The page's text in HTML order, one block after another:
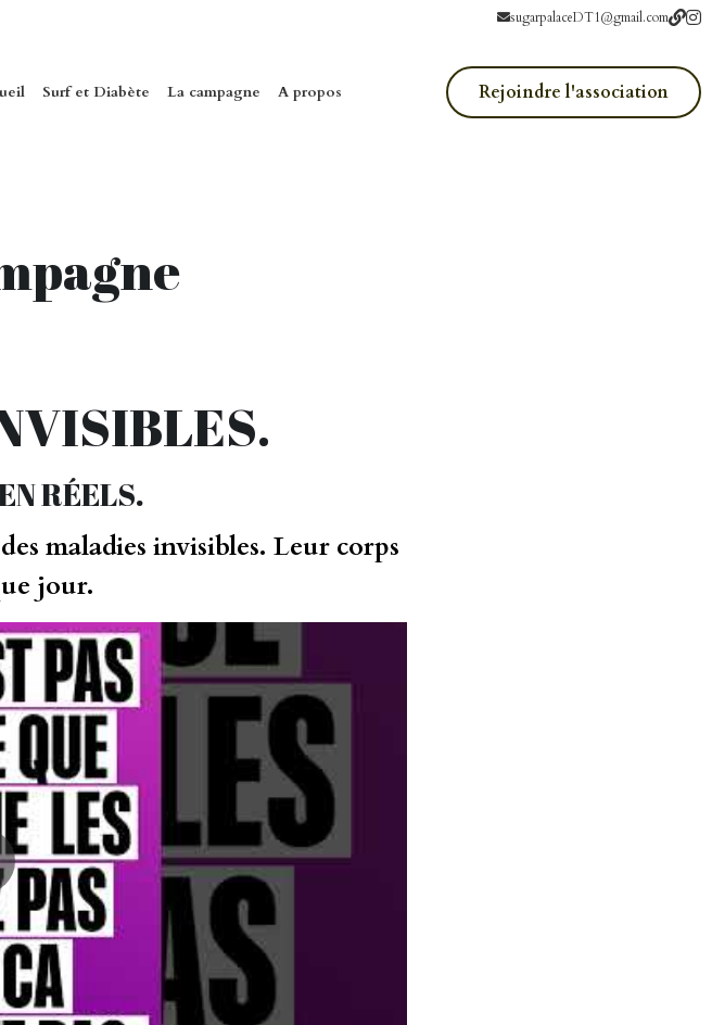
sugarpalaceDT1@gmail.com
Surf et Diabète La campagne A propos Rejoindre l'association
RÉELS.
maladies invisibles. Leur corps
jour.